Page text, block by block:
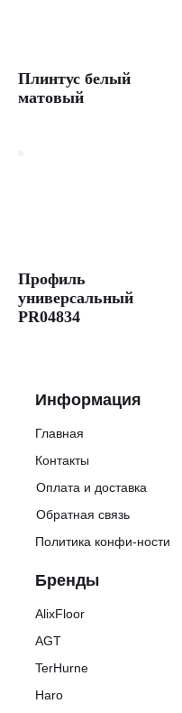
Плинтус белый
матовый
Профиль
универсальный
PR04834
Информация
Бренды
Главная
Контакты
Оплата и доставка
Обратная связь
AlixFloor
AGT
TerHurne
Haro
Политика конфи-ности